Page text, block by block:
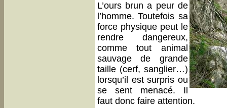
L’ours brun a peur de
l’homme. Toutefois sa
force physique peut le
rendre dangereux,
comme tout animal
sauvage de grande
taille (cerf, sanglier…)
lorsqu’il est surpris ou
se sent menacé. Il
faut donc faire attention.